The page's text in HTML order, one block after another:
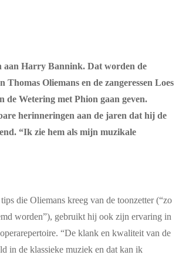
aan Harry Bannink. Dat worden de
Thomas Oliemans en de zangeressen Loes
de Wetering met Phion gaan geven.
herinneringen aan de jaren dat hij de
“Ik zie hem als mijn muzikale
die Oliemans kreeg van de toonzetter (“zo
worden”), gebruikt hij ook zijn ervaring in
“De klank en kwaliteit van de
in de klassieke muziek en dat kan ik